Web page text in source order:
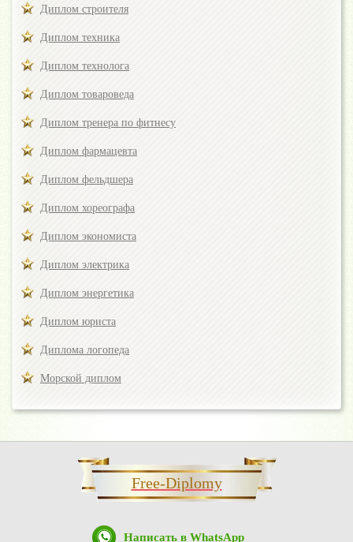
Диплом строителя
Диплом техника
Диплом технолога
Диплом товароведа
Диплом тренера по фитнесу
Диплом фармацевта
Диплом фельдшера
Диплом хореографа
Диплом экономиста
Диплом электрика
Диплом энергетика
Диплом юриста
Диплома логопеда
Морской диплом
Free-Diplomy
Написать в WhatsApp